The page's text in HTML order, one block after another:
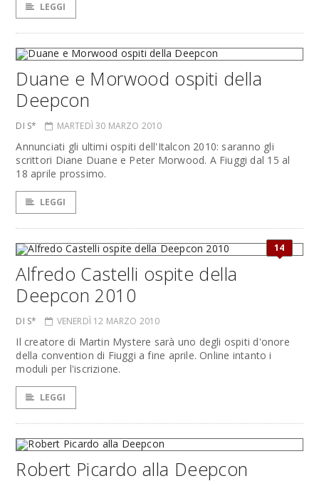
LEGGI
Duane e Morwood ospiti della
Deepcon
DI S* MARTEDÌ 30 MARZO 2010
Annunciati gli ultimi ospiti dell'Italcon 2010: saranno gli
scrittori Diane Duane e Peter Morwood. A Fiuggi dal 15 al
18 aprile prossimo.
LEGGI
14
Alfredo Castelli ospite della
Deepcon 2010
DI S* VENERDÌ 12 MARZO 2010
Il creatore di Martin Mystere sarà uno degli ospiti d'onore
della convention di Fiuggi a fine aprile. Online intanto i
moduli per l'iscrizione.
LEGGI
Robert Picardo alla Deepcon